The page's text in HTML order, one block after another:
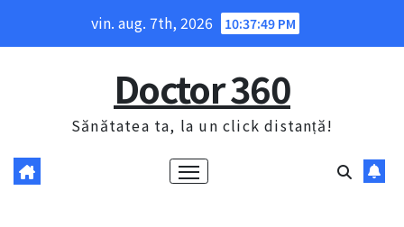
vin. aug. 7th, 2026 10:37:50 PM
Doctor 360
Sănătatea ta, la un click distanță!